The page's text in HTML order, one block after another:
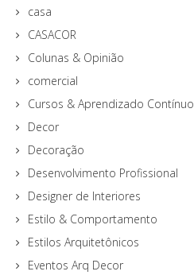
casa
CASACOR
Colunas & Opinião
comercial
Cursos & Aprendizado Contínuo
Decor
Decoração
Desenvolvimento Profissional
Designer de Interiores
Estilo & Comportamento
Estilos Arquitetônicos
Eventos Arq Decor